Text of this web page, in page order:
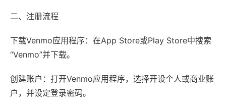
二、注册流程
下载Venmo应用程序：在App Store或Play Store中搜索
“Venmo”并下载。
创建账户：打开Venmo应用程序，选择开设个人或商业账
户，并设定登录密码。